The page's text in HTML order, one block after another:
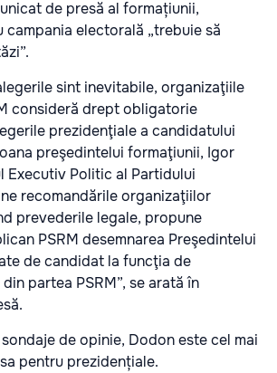
de presă al formațiunii,
electorală „trebuie să
sint inevitabile, organizaţiile
consideră drept obligatorie
prezidenţiale a candidatului
preşedintelui formaţiunii, Igor
Executiv Politic al Partidului
recomandările organizaţiilor
prevederile legale, propune
PSRM desemnarea Preşedintelui
de candidat la funcţia de
partea PSRM”, se arată în
de opinie, Dodon este cel mai
pentru prezidențiale.